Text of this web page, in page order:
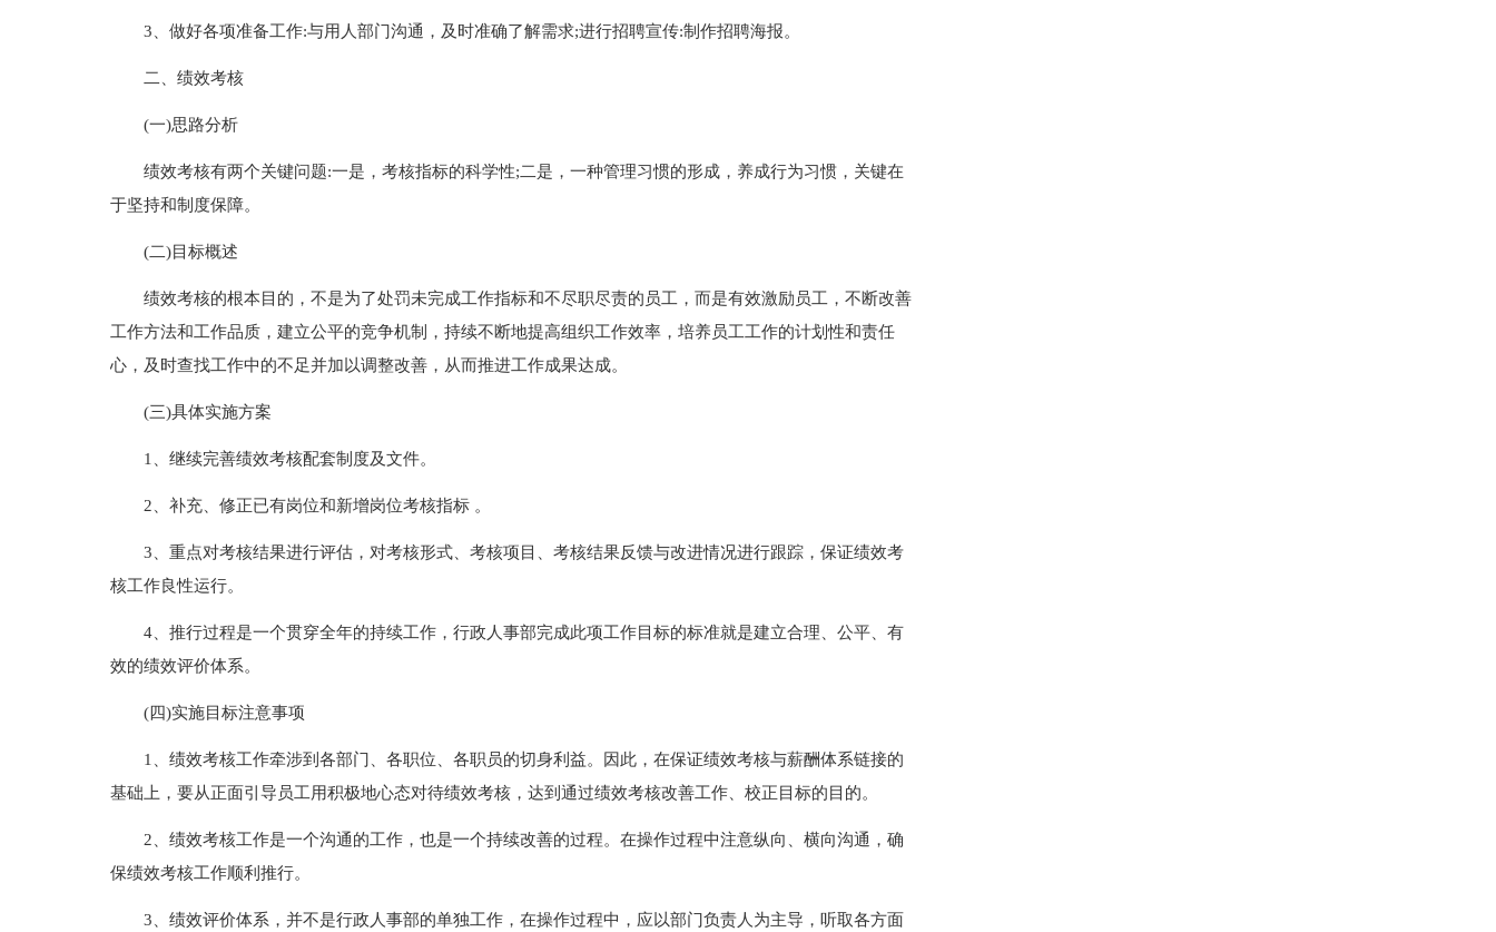
3、做好各项准备工作:与用人部门沟通，及时准确了解需求;进行招聘宣传:制作招聘海报。
二、绩效考核
(一)思路分析
绩效考核有两个关键问题:一是，考核指标的科学性;二是，一种管理习惯的形成，养成行为习惯，关键在
于坚持和制度保障。
(二)目标概述
绩效考核的根本目的，不是为了处罚未完成工作指标和不尽职尽责的员工，而是有效激励员工，不断改善
工作方法和工作品质，建立公平的竞争机制，持续不断地提高组织工作效率，培养员工工作的计划性和责任
心，及时查找工作中的不足并加以调整改善，从而推进工作成果达成。
(三)具体实施方案
1、继续完善绩效考核配套制度及文件。
2、补充、修正已有岗位和新增岗位考核指标 。
3、重点对考核结果进行评估，对考核形式、考核项目、考核结果反馈与改进情况进行跟踪，保证绩效考
核工作良性运行。
4、推行过程是一个贯穿全年的持续工作，行政人事部完成此项工作目标的标准就是建立合理、公平、有
效的绩效评价体系。
(四)实施目标注意事项
1、绩效考核工作牵涉到各部门、各职位、各职员的切身利益。因此，在保证绩效考核与薪酬体系链接的
基础上，要从正面引导员工用积极地心态对待绩效考核，达到通过绩效考核改善工作、校正目标的目的。
2、绩效考核工作是一个沟通的工作，也是一个持续改善的过程。在操作过程中注意纵向、横向沟通，确
保绩效考核工作顺利推行。
3、绩效评价体系，并不是行政人事部的单独工作，在操作过程中，应以部门负责人为主导，听取各方面